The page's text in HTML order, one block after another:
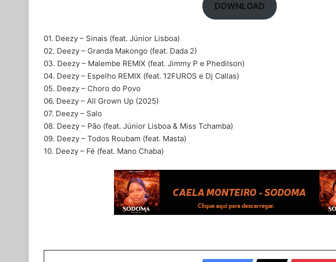
DOWNLOAD
01. Deezy – Sinais (feat. Júnior Lisboa)
02. Deezy – Granda Makongo (feat. Dada 2)
03. Deezy – Malembe REMIX (feat. Jimmy P e Phedilson)
04. Deezy – Espelho REMIX (feat. 12FUROS e Dj Callas)
05. Deezy – Choro do Povo
06. Deezy – All Grown Up (2025)
07. Deezy – Salo
08. Deezy – Pão (feat. Júnior Lisboa & Miss Tchamba)
09. Deezy – Todos Roubam (feat. Masta)
10. Deezy – Fé (feat. Mano Chaba)